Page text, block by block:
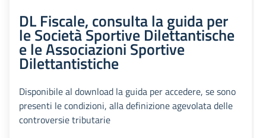
DL Fiscale, consulta la guida per
le Società Sportive Dilettantische
e le Associazioni Sportive
Dilettantistiche
Disponibile al download la guida per accedere, se sono
presenti le condizioni, alla definizione agevolata delle
controversie tributarie